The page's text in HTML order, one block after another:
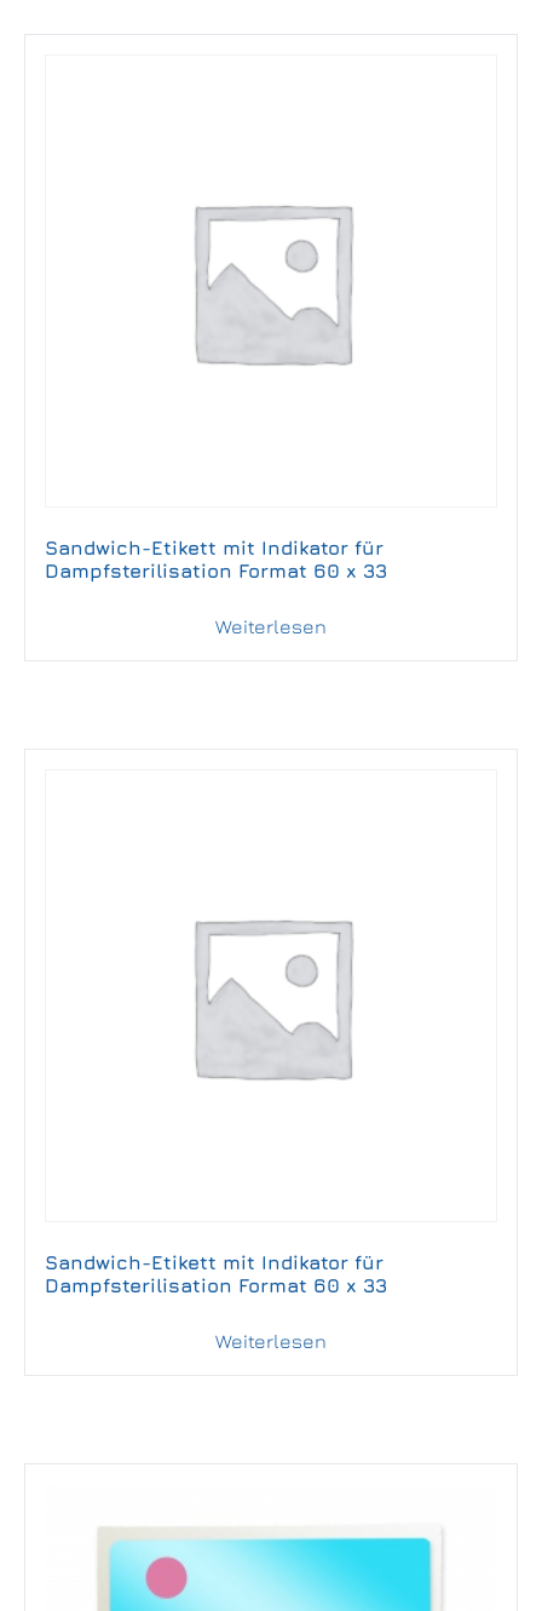
Sandwich-Etikett mit Indikator für
Dampfsterilisation Format 60 x 33
Weiterlesen
Sandwich-Etikett mit Indikator für
Dampfsterilisation Format 60 x 33
Weiterlesen